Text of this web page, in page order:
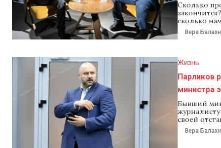
Сколько
сколько
Вера
Жизнь
Парликов
министра
Бывший
своей
министр
подать в
Вера